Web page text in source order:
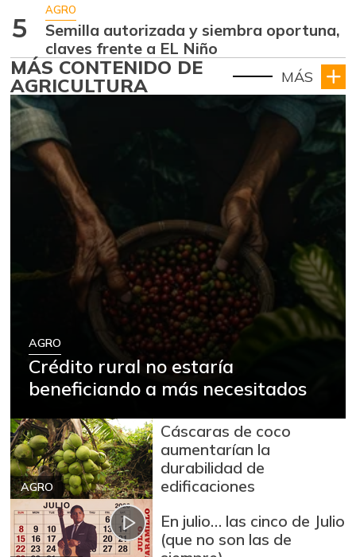
5
AGRO
Semilla autorizada y siembra oportuna,
claves frente a EL Niño
MÁS CONTENIDO DE
AGRICULTURA MÁS
AGRO
Crédito rural no estaría
beneficiando a más necesitados
AGRO
Cáscaras de coco
aumentarían la
durabilidad de
edificaciones
En julio… las cinco de Julio
(que no son las de